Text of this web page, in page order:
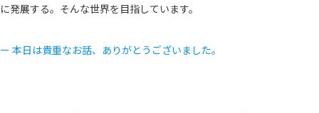
に発展する。そんな世界を目指しています。
ー 本日は貴重なお話、ありがとうございました。